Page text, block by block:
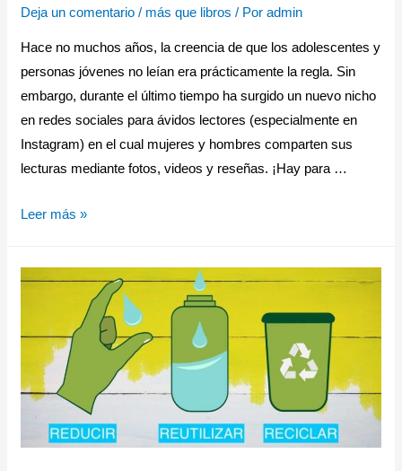
Deja un comentario / más que libros / Poradmin
Hace no muchos años, la creencia de que los adolescentes y
personas jóvenes no leían era prácticamente la regla. Sin
embargo, durante el último tiempo ha surgido un nuevo nicho
en redes sociales para ávidos lectores (especialmente en
Instagram) en el cual mujeres y hombres comparten sus
lecturas mediante fotos, videos y reseñas. ¡Hay para …
Leer más »